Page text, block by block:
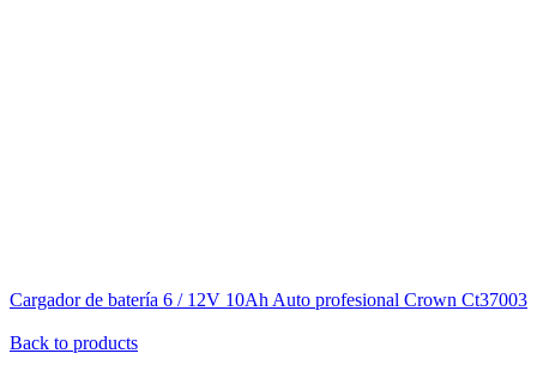
Cargador de batería 6 / 12V 10Ah Auto profesional Crown Ct37003
Back to products